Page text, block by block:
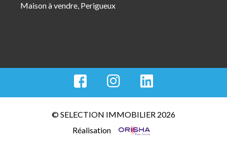
Maison à vendre, Perigueux
© SELECTION IMMOBILIER 2026
Réalisation